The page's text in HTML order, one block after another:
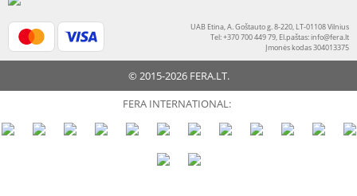
UAB Etina, A. Goštauto g. 8-220, LT-01108 Vilnius
Tel: +370 700 449 79, El.paštas:info@fera.lt
Įmonės kodas 304013375
© 2015-2026 FERA.LT.
FERA INTERNATIONAL: